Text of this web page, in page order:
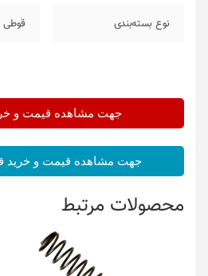
نوع بسته‌بندی قوطی
جهت مشاهده قیمت و
جهت مشاهده قیمت و خرید
محصولات مرتبط